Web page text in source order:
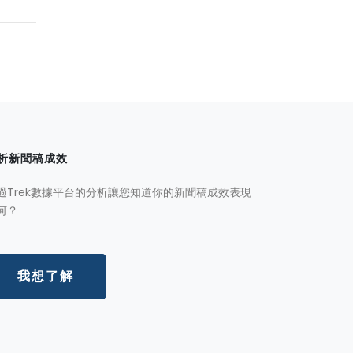
新聞稿成效
Trek數據平台的分析讓您知道你的新聞稿成效表現
？
我想了解